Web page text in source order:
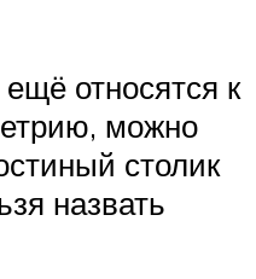
относятся к
можно
столик
назвать